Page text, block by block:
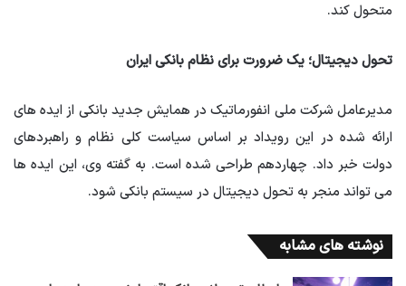
متحول کند.
تحول دیجیتال؛ یک ضرورت برای نظام بانکی ایران
مدیرعامل شرکت ملی انفورماتیک در همایش جدید بانکی از ایده های
ارائه شده در این رویداد بر اساس سیاست کلی نظام و راهبردهای
دولت خبر داد. چهاردهم طراحی شده است. به گفته وی، این ایده ها
می تواند منجر به تحول دیجیتال در سیستم بانکی شود.
نوشته های مشابه